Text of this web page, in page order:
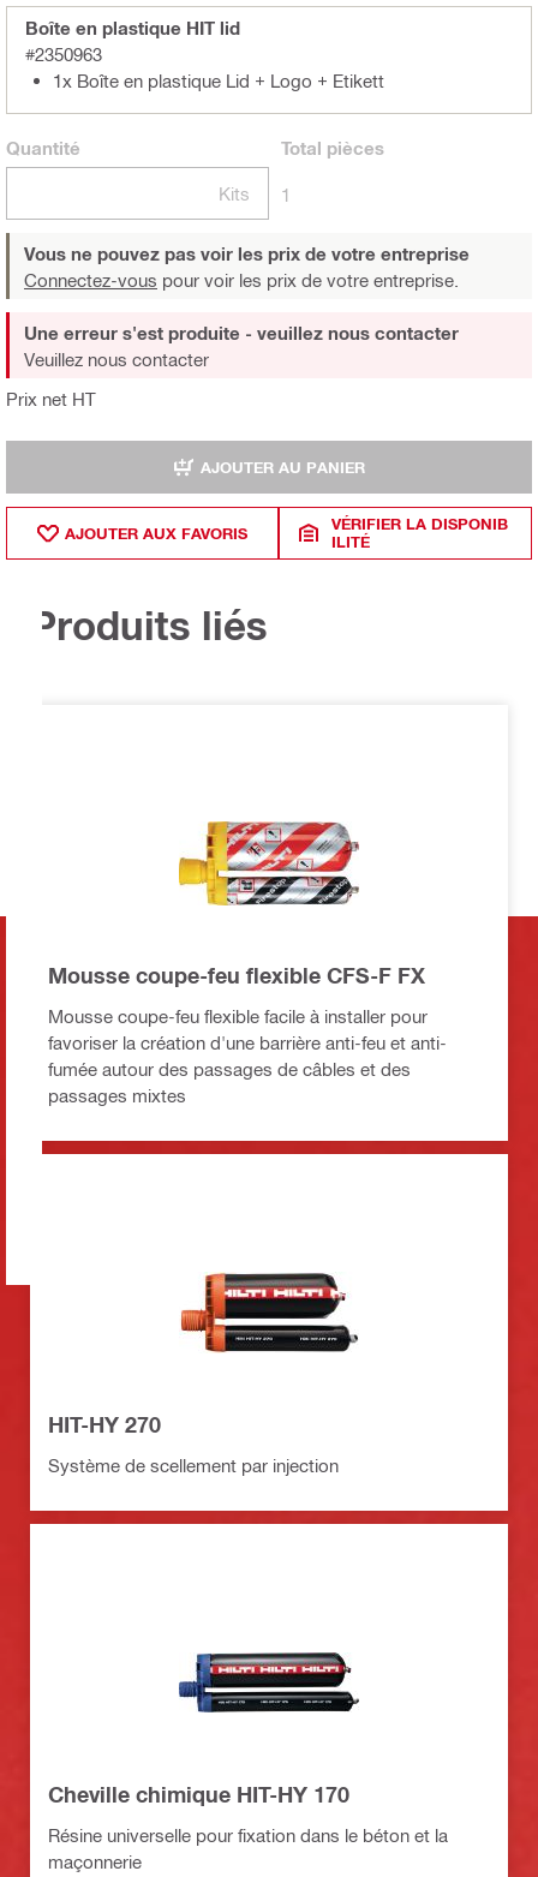
Boîte en plastique HIT lid
#2350963
1x Boîte en plastique Lid + Logo + Etikett
Quantité
Kits
Total pièces
1
Vous ne pouvez pas voir les prix de votre entreprise
Connectez-vous pour voir les prix de votre entreprise.
Prix net HT
Une erreur s'est produite - veuillez nous contacter
Veuillez nous contacter
AJOUTER AU PANIER
AJOUTER AUX FAVORIS
VÉRIFIER LA DISPONIB
ILITÉ
Produits liés
Mousse coupe-feu flexible CFS-F FX
Mousse coupe-feu flexible facile à installer pour
favoriser la création d'une barrière anti-feu et anti-
fumée autour des passages de câbles et des
passages mixtes
HIT-HY 270
Système de scellement par injection
Cheville chimique HIT-HY 170
Résine universelle pour fixation dans le béton et la
maçonnerie